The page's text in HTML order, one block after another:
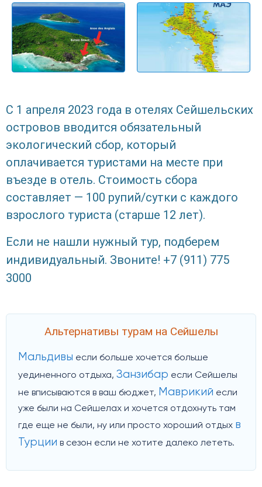
С 1 апреля 2023 года в отелях Сейшельских
островов вводится обязательный
экологический сбор, который
оплачивается туристами на месте при
въезде в отель. Стоимость сбора
составляет — 100 рупий/сутки с каждого
взрослого туриста (старше 12 лет).
Если не нашли нужный тур, подберем
индивидуальный. Звоните! +7 (911) 775
3000
Альтернативы турам на Сейшелы
Мальдивы если больше хочется больше
уединенного отдыха, Занзибар если Сейшелы
не вписываются в ваш бюджет, Маврикий если
уже были на Сейшелах и хочется отдохнуть там
где еще не были, ну или просто хороший отдых в
Турции в сезон если не хотите далеко лететь.